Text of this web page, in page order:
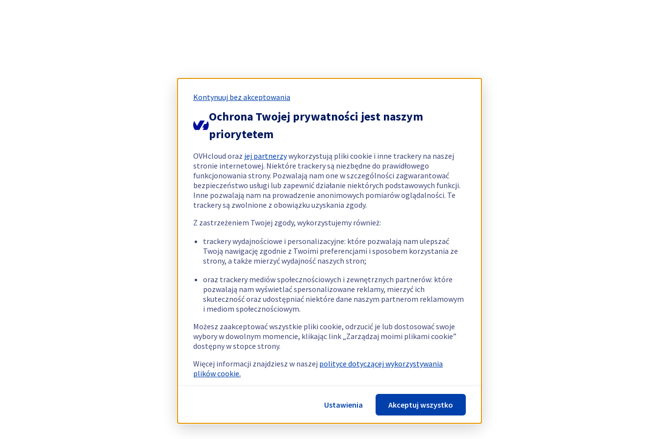
Kontynuuj bez akceptowania
Ochrona Twojej prywatności jest naszym
priorytetem
OVHcloud oraz jej partnerzywykorzystują pliki cookie i inne trackery na naszej
stronie internetowej. Niektóre trackery są niezbędne do prawidłowego
funkcjonowania strony. Pozwalają nam one w szczególności zagwarantować
bezpieczeństwo usługi lub zapewnić działanie niektórych podstawowych funkcji.
Inne pozwalają nam na prowadzenie anonimowych pomiarów oglądalności. Te
trackery są zwolnione z obowiązku uzyskania zgody.
Z zastrzeżeniem Twojej zgody, wykorzystujemy również:
trackery wydajnościowe i personalizacyjne: które pozwalają nam ulepszać
Twoją nawigację zgodnie z Twoimi preferencjami i sposobem korzystania ze
strony, a także mierzyć wydajność naszych stron;
oraz trackery mediów społecznościowych i zewnętrznych partnerów: które
pozwalają nam wyświetlać spersonalizowane reklamy, mierzyć ich
skuteczność oraz udostępniać niektóre dane naszym partnerom reklamowym
i mediom społecznościowym.
Możesz zaakceptować wszystkie pliki cookie, odrzucić je lub dostosować swoje
wybory w dowolnym momencie, klikając link „Zarządzaj moimi plikami cookie”
dostępny w stopce strony.
Więcej informacji znajdziesz w naszej polityce dotyczącej wykorzystywania
plików cookie.
Ustawienia Akceptuj wszystko